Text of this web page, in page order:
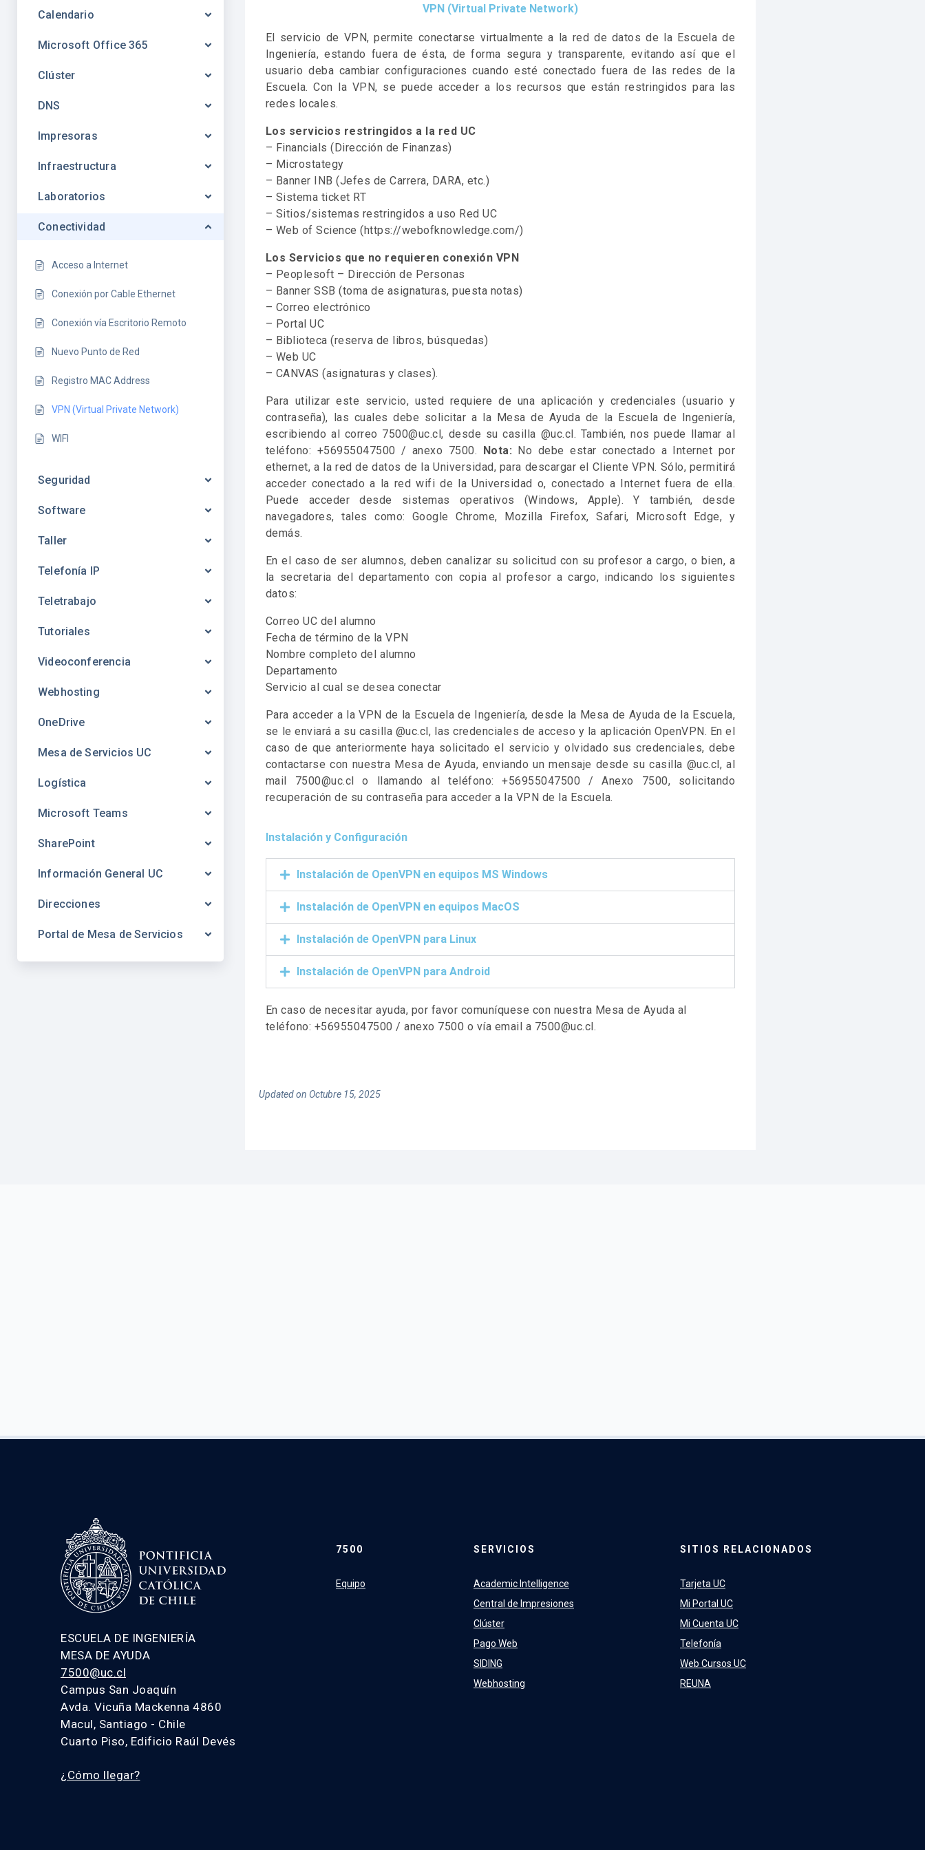
Calendario
Microsoft Office 365
Clúster
DNS
Impresoras
Infraestructura
Laboratorios
Conectividad
Acceso a Internet
Conexión por Cable Ethernet
Conexión vía Escritorio Remoto
Nuevo Punto de Red
Registro MAC Address
VPN (Virtual Private Network)
WIFI
Seguridad
Software
Taller
Telefonía IP
Teletrabajo
Tutoriales
Videoconferencia
Webhosting
OneDrive
Mesa de Servicios UC
Logística
Microsoft Teams
SharePoint
Información General UC
Direcciones
Portal de Mesa de Servicios
VPN (Virtual Private Network)
El servicio de VPN, permite conectarse virtualmente a la red de datos de la Escuela de
Ingeniería, estando fuera de ésta, de forma segura y transparente, evitando así que el
usuario deba cambiar configuraciones cuando esté conectado fuera de las redes de la
Escuela. Con la VPN, se puede acceder a los recursos que están restringidos para las
redes locales.
Los servicios restringidos a la red UC
– Financials (Dirección de Finanzas)
– Microstategy
– Banner INB (Jefes de Carrera, DARA, etc.)
– Sistema ticket RT
– Sitios/sistemas restringidos a uso Red UC
– Web of Science (https://webofknowledge.com/)
Los Servicios que no requieren conexión VPN
– Peoplesoft – Dirección de Personas
– Banner SSB (toma de asignaturas, puesta notas)
– Correo electrónico
– Portal UC
– Biblioteca (reserva de libros, búsquedas)
– Web UC
– CANVAS (asignaturas y clases).
Para utilizar este servicio, usted requiere de una aplicación y credenciales (usuario y
contraseña), las cuales debe solicitar a la Mesa de Ayuda de la Escuela de Ingeniería,
escribiendo al correo 7500@uc.cl, desde su casilla @uc.cl. También, nos puede llamar al
teléfono: +56955047500 / anexo 7500. Nota: No debe estar conectado a Internet por
ethernet, a la red de datos de la Universidad, para descargar el Cliente VPN. Sólo, permitirá
acceder conectado a la red wifi de la Universidad o, conectado a Internet fuera de ella.
Puede acceder desde sistemas operativos (Windows, Apple). Y también, desde
navegadores, tales como: Google Chrome, Mozilla Firefox, Safari, Microsoft Edge, y
demás.
En el caso de ser alumnos, deben canalizar su solicitud con su profesor a cargo, o bien, a
la secretaria del departamento con copia al profesor a cargo, indicando los siguientes
datos:
Correo UC del alumno
Fecha de término de la VPN
Nombre completo del alumno
Departamento
Servicio al cual se desea conectar
Para acceder a la VPN de la Escuela de Ingeniería, desde la Mesa de Ayuda de la Escuela,
se le enviará a su casilla @uc.cl, las credenciales de acceso y la aplicación OpenVPN. En el
caso de que anteriormente haya solicitado el servicio y olvidado sus credenciales, debe
contactarse con nuestra Mesa de Ayuda, enviando un mensaje desde su casilla @uc.cl, al
mail 7500@uc.cl o llamando al teléfono: +56955047500 / Anexo 7500, solicitando
recuperación de su contraseña para acceder a la VPN de la Escuela.
Instalación y Configuración
Instalación de OpenVPN en equipos MS Windows
Instalación de OpenVPN en equipos MacOS
Instalación de OpenVPN para Linux
Instalación de OpenVPN para Android
En caso de necesitar ayuda, por favor comuníquese con nuestra Mesa de Ayuda al
teléfono: +56955047500 / anexo 7500 o vía email a 7500@uc.cl.
Updated on Octubre 15, 2025
ESCUELA DE INGENIERÍA
MESA DE AYUDA
7500@uc.cl
Campus San Joaquín
Avda. Vicuña Mackenna 4860
Macul, Santiago - Chile
Cuarto Piso, Edificio Raúl Devés
¿Cómo llegar?
7500
Equipo
SERVICIOS
Academic Intelligence
Central de Impresiones
Clúster
Pago Web
SIDING
Webhosting
SITIOS RELACIONADOS
Tarjeta UC
Mi Portal UC
Mi Cuenta UC
Telefonía
Web Cursos UC
REUNA